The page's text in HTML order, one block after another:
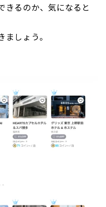
きるのか、気になると
しょう。